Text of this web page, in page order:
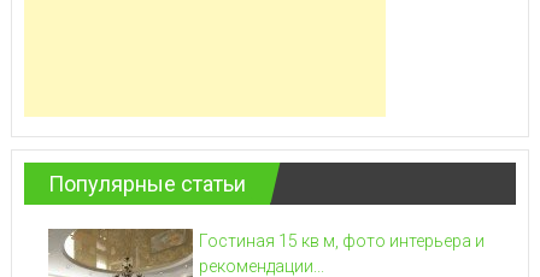
Популярные статьи
Гостиная 15 кв м, фото интерьера и
рекомендации...